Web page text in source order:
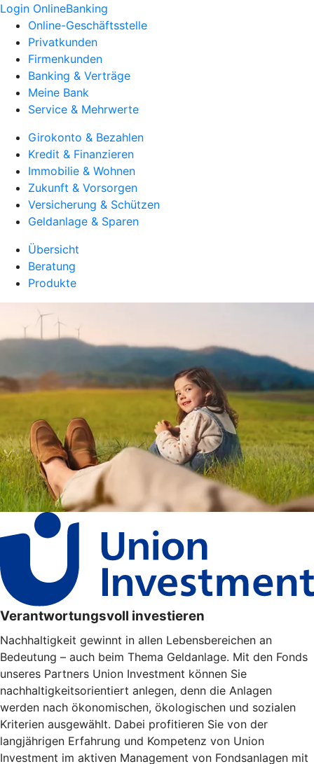
Login OnlineBanking
Online-Geschäftsstelle
Privatkunden
Firmenkunden
Banking & Verträge
Meine Bank
Service & Mehrwerte
Girokonto & Bezahlen
Kredit & Finanzieren
Immobilie & Wohnen
Zukunft & Vorsorgen
Versicherung & Schützen
Geldanlage & Sparen
Übersicht
Beratung
Produkte
Verantwortungsvoll investieren
Nachhaltigkeit gewinnt in allen Lebensbereichen an
Bedeutung – auch beim Thema Geldanlage. Mit den Fonds
unseres Partners Union Investment können Sie
nachhaltigkeitsorientiert anlegen, denn die Anlagen
werden nach ökonomischen, ökologischen und sozialen
Kriterien ausgewählt. Dabei profitieren Sie von der
langjährigen Erfahrung und Kompetenz von Union
Investment im aktiven Management von Fondsanlagen mit